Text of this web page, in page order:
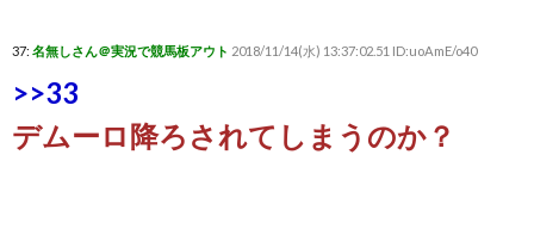
37: 名無しさん＠実況で競馬板アウト 2018/11/14(水) 13:37:02.51 ID:uoAmE/o40
>>33
デムーロ降ろされてしまうのか？